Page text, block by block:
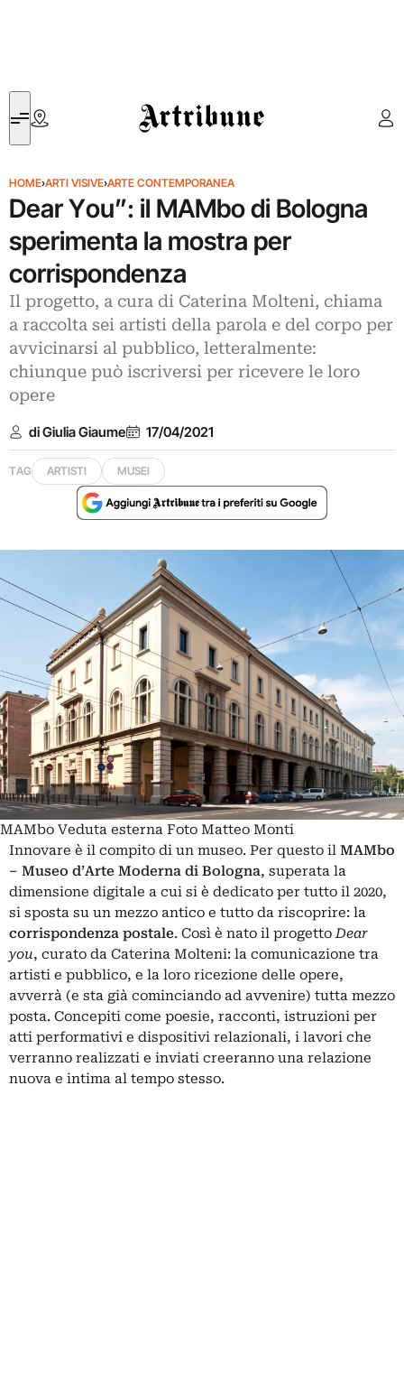
Artribune
HOME›ARTI VISIVE›ARTE CONTEMPORANEA
Dear You”: il MAMbo di Bologna
sperimenta la mostra per
corrispondenza
Il progetto, a cura di Caterina Molteni, chiama
a raccolta sei artisti della parola e del corpo per
avvicinarsi al pubblico, letteralmente:
chiunque può iscriversi per ricevere le loro
opere
di Giulia Giaume 17/04/2021
TAG ARTISTI MUSEI
MAMbo Veduta esterna Foto Matteo Monti
Innovare è il compito di un museo. Per questo il MAMbo
– Museo d’Arte Moderna di Bologna, superata la
dimensione digitale a cui si è dedicato per tutto il 2020,
si sposta su un mezzo antico e tutto da riscoprire: la
corrispondenza postale. Così è nato il progettoDear
you, curato da Caterina Molteni: la comunicazione tra
artisti e pubblico, e la loro ricezione delle opere,
avverrà (e sta già cominciando ad avvenire) tutta mezzo
posta. Concepiti come poesie, racconti, istruzioni per
atti performativi e dispositivi relazionali, i lavori che
verranno realizzati e inviati creeranno una relazione
nuova e intima al tempo stesso.